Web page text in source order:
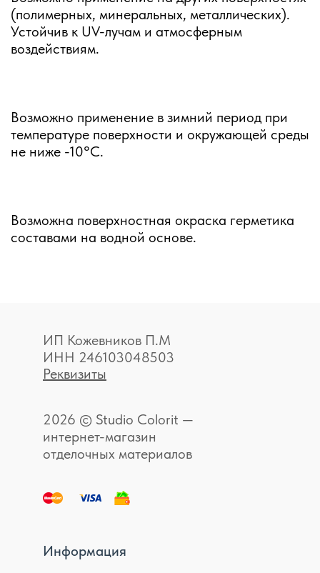
(полимерных, минеральных, металлических).
Устойчив к UV-лучам и атмосферным
воздействиям.
Возможно применение в зимний период при
температуре поверхности и окружающей среды
не ниже -10°С.
Возможна поверхностная окраска герметика
составами на водной основе.
ИП Кожевников П.М
ИНН 246103048503
Реквизиты
2026 © Studio Colorit —
интернет-магазин
отделочных материалов
Информация